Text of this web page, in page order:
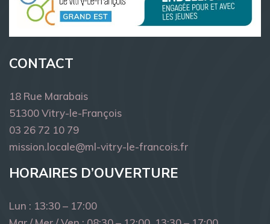
CONTACT
18 Rue Marabais
51300 Vitry-le-François
03 26 72 10 79
mission.locale@ml-vitry-le-francois.fr
HORAIRES D’OUVERTURE
Lun : 13:30 – 17:00